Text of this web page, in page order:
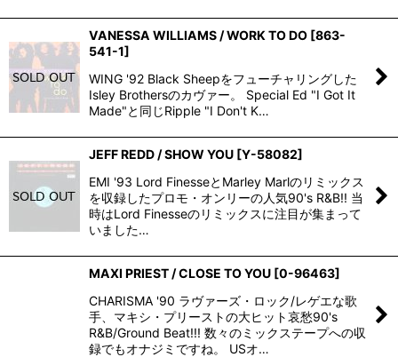
VANESSA WILLIAMS / WORK TO DO [863-
541-1]
WING '92 Black Sheepをフューチャリングした
Isley Brothersのカヴァー。 Special Ed "I Got It
Made"と同じRipple "I Don't K…
JEFF REDD / SHOW YOU [Y-58082]
EMI '93 Lord FinesseとMarley Marlのリミックス
を収録したプロモ・オンリーの人気90's R&B!! 当
時はLord Finesseのリミックスに注目が集まって
いました…
MAXI PRIEST / CLOSE TO YOU [0-96463]
CHARISMA '90 ラヴァーズ・ロック/レゲエな歌
手、マキシ・プリーストの大ヒット哀愁90's
R&B/Ground Beat!!! 数々のミックステープへの収
録でもオナジミですね。 USオ…